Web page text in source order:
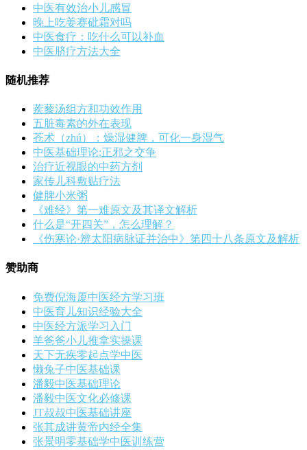
中医有效治小儿感冒
晚上吃姜赛砒霜对吗
中医食疗：吃什么可以补血
中医脐疗方法大全
随机推荐
蒺藜汤组方和功效作用
五脏毒素的外在表现
苍术（zhú）：燥湿健脾，可化一身湿气
中医基础理论:正邪之交争
治疗近视眼的中药方剂
家传儿科敷贴疗法
健脾小米粥
《难经》第一难原文及其译文解析
什么是“开四关”，怎么理解？
《伤寒论·辨太阳病脉证并治中》第四十八条原文及解析
赞助商
免费倪海厦中医经方学习班
中医育儿知识经验大全
中医经方派学习入门
羊爸爸小儿推拿实操课
天下无疾零起点学中医
懒兔子中医基础课
潘毅中医基础理论
潘毅中医文化必修课
JT叔叔中医基础讲座
张其成讲黄帝内经全集
张景明零基础学中医训练营